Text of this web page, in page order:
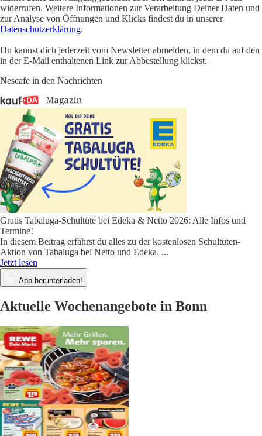
widerrufen. Weitere Informationen zur Verarbeitung Deiner Daten und
zur Analyse von Öffnungen und Klicks findest du in unserer
Datenschutzerklärung.
Du kannst dich jederzeit vom Newsletter abmelden, in dem du auf den
in der E-Mail enthaltenen Link zur Abbestellung klickst.
Nescafe in den Nachrichten
Gratis Tabaluga-Schultüte bei Edeka & Netto 2026: Alle Infos und
Termine!
In diesem Beitrag erfährst du alles zu der kostenlosen Schultüten-
Aktion von Tabaluga bei Netto und Edeka. ...
Jetzt lesen
App herunterladen!
Aktuelle Wochenangebote in Bonn